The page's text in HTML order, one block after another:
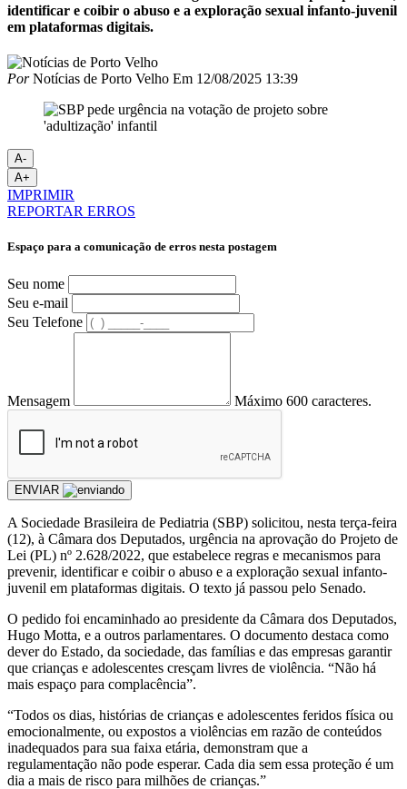
identificar e coibir o abuso e a exploração sexual infanto-juvenil
em plataformas digitais.
PorNotícias de Porto Velho Em 12/08/2025 13:39
A-
A+
IMPRIMIR
REPORTAR ERROS
Espaço para a comunicação de erros nesta postagem
Seu nome
Seu e-mail
Seu Telefone
Mensagem Máximo 600 caracteres.
ENVIAR
A Sociedade Brasileira de Pediatria (SBP) solicitou, nesta terça-feira
(12), à Câmara dos Deputados, urgência na aprovação do Projeto de
Lei (PL) nº 2.628/2022, que estabelece regras e mecanismos para
prevenir, identificar e coibir o abuso e a exploração sexual infanto-
juvenil em plataformas digitais. O texto já passou pelo Senado.
O pedido foi encaminhado ao presidente da Câmara dos Deputados,
Hugo Motta, e a outros parlamentares. O documento destaca como
dever do Estado, da sociedade, das famílias e das empresas garantir
que crianças e adolescentes cresçam livres de violência. “Não há
mais espaço para complacência”.
“Todos os dias, histórias de crianças e adolescentes feridos física ou
emocionalmente, ou expostos a violências em razão de conteúdos
inadequados para sua faixa etária, demonstram que a
regulamentação não pode esperar. Cada dia sem essa proteção é um
dia a mais de risco para milhões de crianças.”